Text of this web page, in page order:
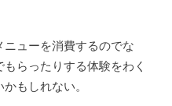
ューを消費するのでな
らったりする体験をわく
もしれない。